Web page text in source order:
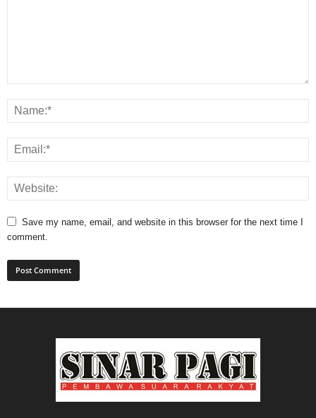
Save my name, email, and website in this browser for the next time I
comment.